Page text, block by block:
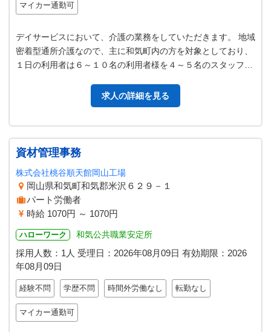
マイカー通勤可
デイサービスにおいて、介護の業務をしていただきます。 地域
密着型通所介護なので、主に和気町内の方を対象としており、
１日の利用者は６～１０名の利用者様を４～５名のスタッフで
求人の詳細を見る
資材管理事務
株式会社桃谷順天館岡山工場
岡山県和気町和気郡米沢６２９－１
パート労働者
時給 1070円 ～ 1070円
ハローワーク 和気公共職業安定所
採用人数：1人 受理日： 2026年08月09日 有効期限： 2026
年08月09日
経験不問 学歴不問 時間外労働なし 転勤なし
マイカー通勤可